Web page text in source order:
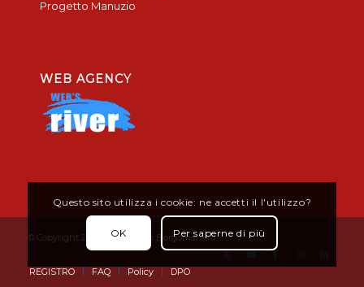
Progetto Manuzio
WEB AGENCY
© Copyright 2019 - Don Bosco Borgomanero
REGISTRO FAQ Policy DPO
Questo sito utilizza i cookie: ne accetti il l'utilizzo?
OK Per saperne di più